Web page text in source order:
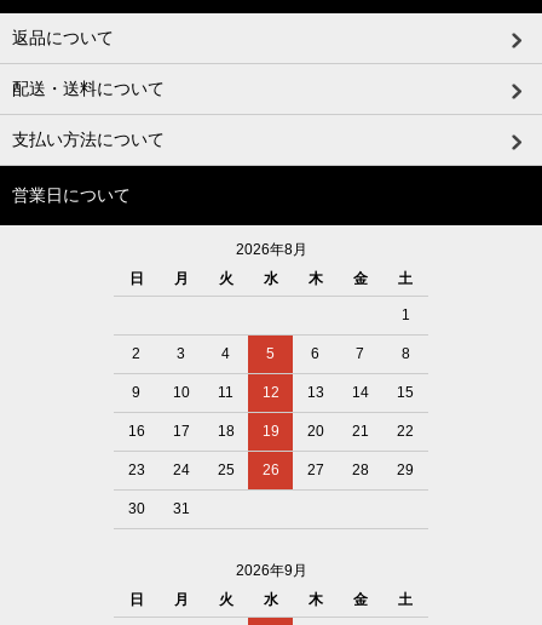
返品について
配送・送料について
支払い方法について
営業日について
2026年8月
日
月 火 水 木 金 土
1
2 3 4 5 6 7 8
9 10 11 12 13 14 15
16 17 18 19 20 21 22
23 24 25 26 27 28 29
30 31
2026年9月
日
月 火 水 木 金 土